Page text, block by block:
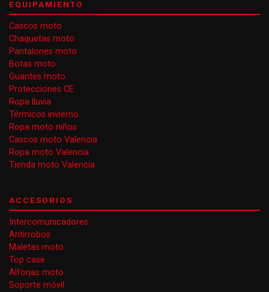
EQUIPAMIENTO
Cascos moto
Chaquetas moto
Pantalones moto
Botas moto
Guantes moto
Protecciones CE
Ropa lluvia
Térmicos invierno
Ropa moto niños
Cascos moto Valencia
Ropa moto Valencia
Tienda moto Valencia
ACCESORIOS
Intercomunicadores
Antirrobos
Maletas moto
Top case
Alforjas moto
Soporte móvil